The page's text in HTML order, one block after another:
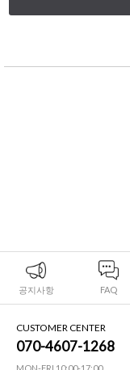
공지사항 FAQ
CUSTOMER CENTER
070-4607-1268
MON-FRI 10:00-17:00